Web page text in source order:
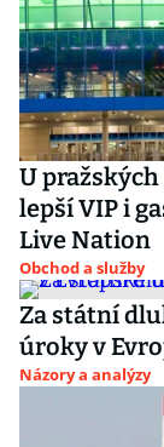
U
lepší VIP i
Live Nation
Obchod a služby
Za státní
úroky v
Názory a analýzy